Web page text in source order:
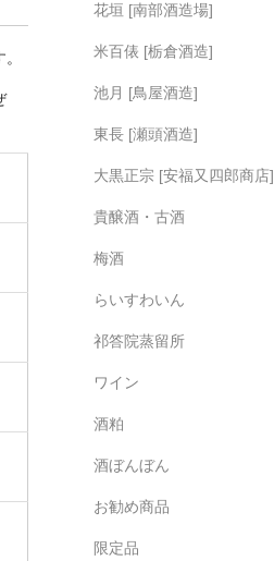
花垣 [南部酒造場]
米百俵 [栃倉酒造]
池月 [鳥屋酒造]
東長 [瀬頭酒造]
大黒正宗 [安福又四郎商店]
貴醸酒・古酒
梅酒
らいすわいん
祁答院蒸留所
ワイン
酒粕
酒ぼんぼん
お勧め商品
限定品